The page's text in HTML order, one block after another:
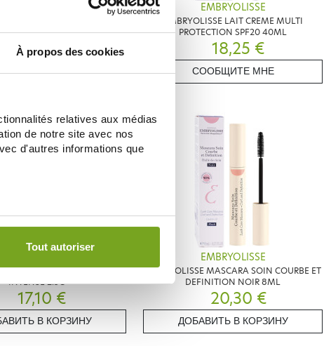
À propos des cookies
relatives aux médias
de notre site avec nos
d'autres informations que
Tout autoriser
8 ML TEINTE ROSE
18,15 €
В КОРЗИНУ
EMBRYOLISSE
EMBRYOLISSE LAIT CREME MULTI
PROTECTION SPF20 40ML
18,25 €
СООБЩИТЕ МНЕ
BAUME STICK 3 EN 1 ROUGE
INTENSE 2.5G
17,10 €
В КОРЗИНУ
EMBRYOLISSE
EMBRYOLISSE MASCARA SOIN COURBE ET
DEFINITION NOIR 8ML
20,30 €
ДОБАВИТЬ В КОРЗИНУ